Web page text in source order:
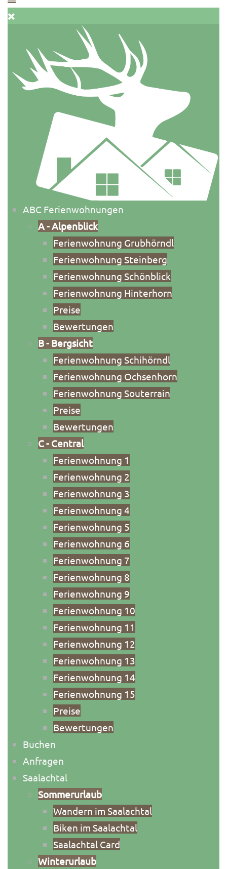
ABC Ferienwohnungen
A - Alpenblick
Ferienwohnung Grubhörndl
Ferienwohnung Steinberg
Ferienwohnung Schönblick
Ferienwohnung Hinterhorn
Preise
Bewertungen
B - Bergsicht
Ferienwohnung Schihörndl
Ferienwohnung Ochsenhorn
Ferienwohnung Souterrain
Preise
Bewertungen
C - Central
Ferienwohnung 1
Ferienwohnung 2
Ferienwohnung 3
Ferienwohnung 4
Ferienwohnung 5
Ferienwohnung 6
Ferienwohnung 7
Ferienwohnung 8
Ferienwohnung 9
Ferienwohnung 10
Ferienwohnung 11
Ferienwohnung 12
Ferienwohnung 13
Ferienwohnung 14
Ferienwohnung 15
Preise
Bewertungen
Buchen
Anfragen
Saalachtal
Sommerurlaub
Wandern im Saalachtal
Biken im Saalachtal
Saalachtal Card
Winterurlaub